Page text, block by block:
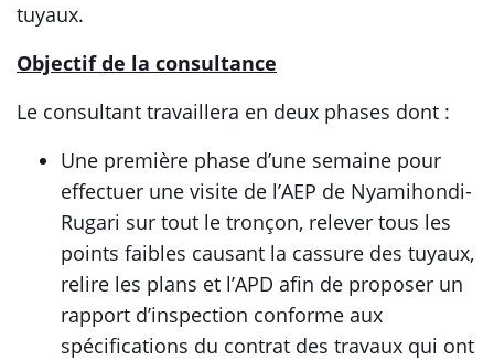
tuyaux.
Objectif de la consultance
Le consultant travaillera en deux phases dont :
Une première phase d’une semaine pour
effectuer une visite de l’AEP de Nyamihondi-
Rugari sur tout le tronçon, relever tous les
points faibles causant la cassure des tuyaux,
relire les plans et l’APD afin de proposer un
rapport d’inspection conforme aux
spécifications du contrat des travaux qui ont